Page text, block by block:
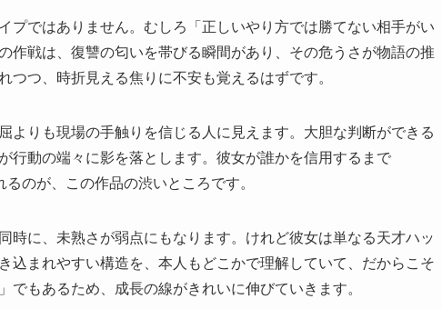
プではありません。むしろ「正しいやり方では勝てない相手がい
作戦は、復讐の匂いを帯びる瞬間があり、その危うさが物語の推
つ、時折見える焦りに不安も覚えるはずです。
よりも現場の手触りを信じる人に見えます。大胆な判断ができる
行動の端々に影を落とします。彼女が誰かを信用するまで
のが、この作品の渋いところです。
時に、未熟さが弱点にもなります。けれど彼女は単なる天才ハッ
込まれやすい構造を、本人もどこかで理解していて、だからこそ
でもあるため、成長の線がきれいに伸びていきます。